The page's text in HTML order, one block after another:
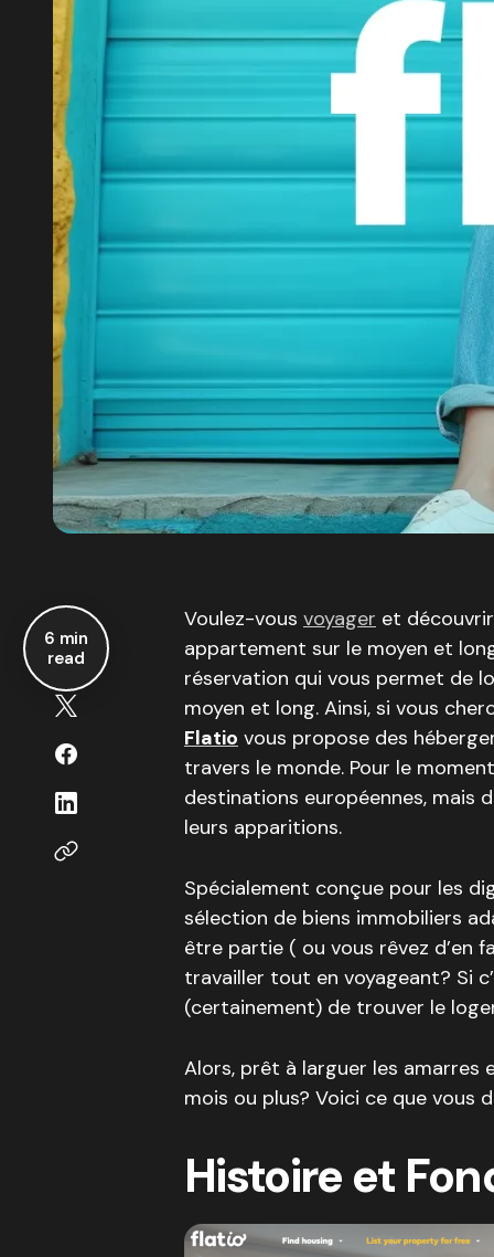
6 min
read
Voulez-vous voyager et
appartement sur le moyen et
réservation qui vous permet de
moyen et long. Ainsi, si vous
Flatio vous propose des
travers le monde. Pour le
destinations européennes, mais
leurs apparitions.
Spécialement conçue pour les
sélection de biens immobiliers
être partie ( ou vous rêvez d’en
travailler tout en voyageant? Si
(certainement) de trouver le
Alors, prêt à larguer les amarres
mois ou plus? Voici ce que vous
Histoire et